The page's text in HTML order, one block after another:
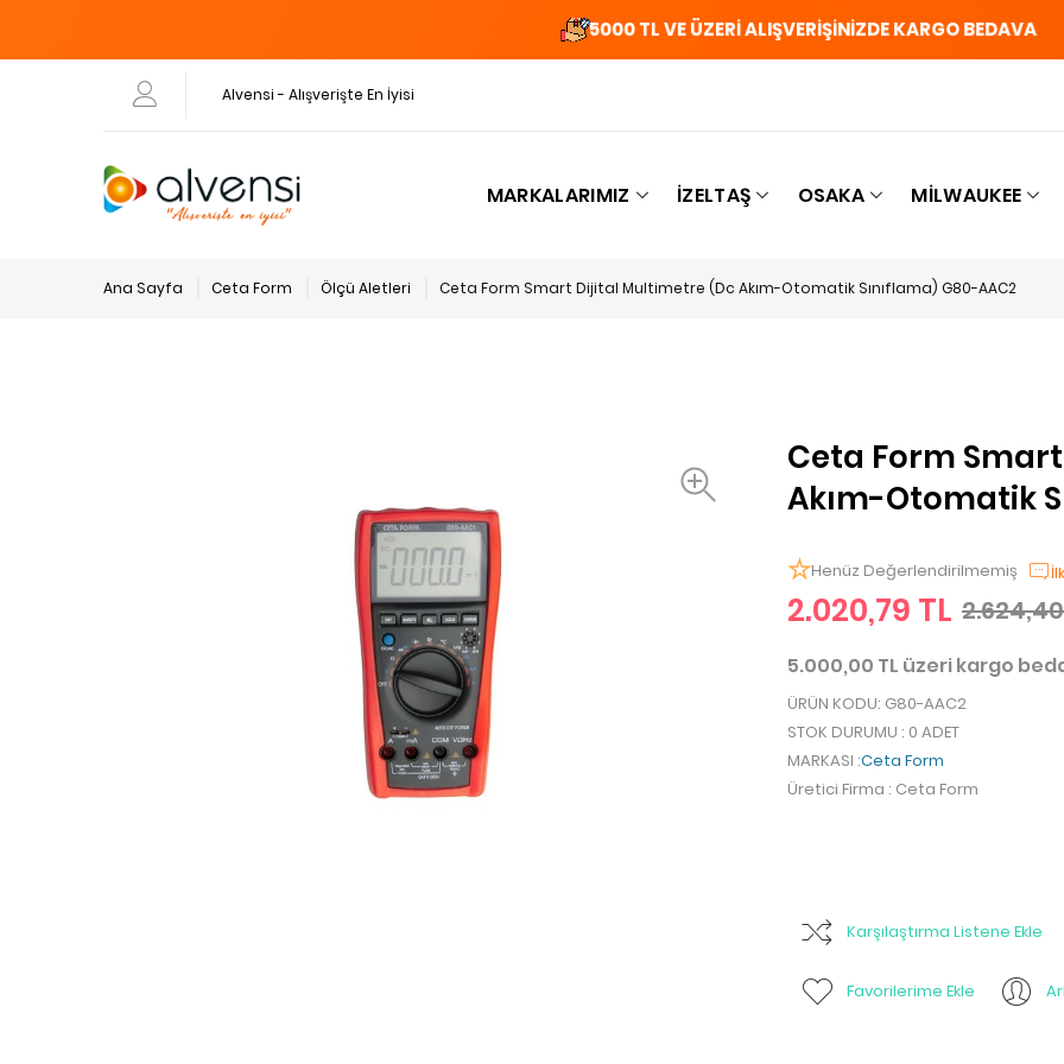
5000 TL VE ÜZERİ ALIŞVERİŞİNİZDE KARGO BEDAVA
Alvensi - Alışverişte En İyisi
MARKALARIMIZ İZELTAŞ OSAKA MILWAUKEE
Ana Sayfa Ceta Form Ölçü Aletleri Ceta Form Smart Dijital Multimetre (Dc Akım-Otomatik Sınıflama) G80-AAC2
Ceta Form
Akım-Otomatik
Henüz Değerlendirilmemiş
2.020,79 TL
5.000,00 TL üzeri kargo
ÜRÜN KODU: G80-AAC2
STOK DURUMU : 0 ADET
MARKASI :Ceta Form
Üretici Firma : Ceta Form
Karşılaştırma Listene Ekle
Favorilerime Ekle